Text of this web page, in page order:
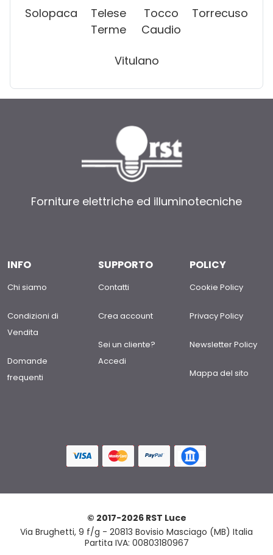
Solopaca
Telese
Terme
Tocco
Caudio
Torrecuso
Vitulano
Forniture elettriche ed illuminotecniche
INFO
Chi siamo
Condizioni di
Vendita
Domande
frequenti
SUPPORTO
Contatti
Crea account
Sei un cliente?
Accedi
POLICY
Cookie Policy
Privacy Policy
Newsletter Policy
Mappa del sito
© 2017-2026 RST Luce
Via Brughetti, 9 f/g - 20813 Bovisio Masciago (MB) Italia
Partita IVA: 00803180967